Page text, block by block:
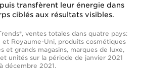
transfèrent leur énergie dans
ciblés aux résultats visibles.
ventes totales dans quatre pays:
et Royaume-Uni, produits cosmétiques
et grands magasins, marques de luxe,
unités sur la période de janvier 2021
à décembre 2021.